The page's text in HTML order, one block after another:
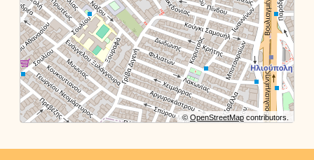
©OpenStreetMapcontributors.